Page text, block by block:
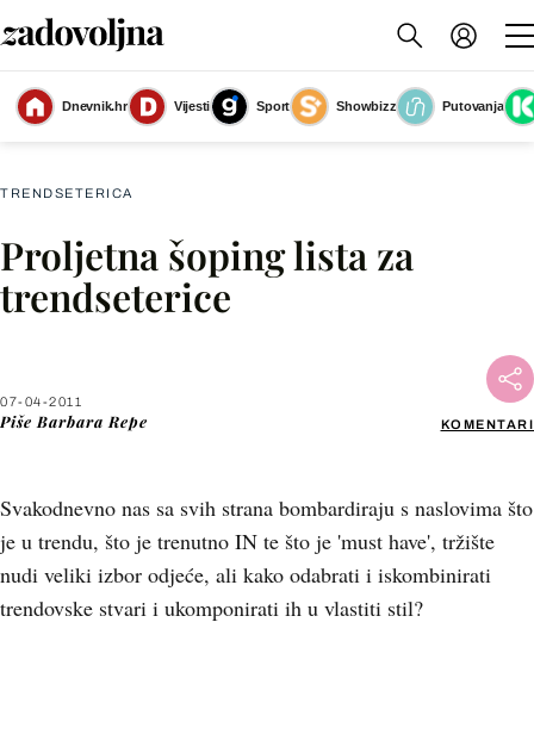
Dnevnik.hr Vijesti Sport Showbizz
Putovanja
Slika nije dostupna
TRENDSETERICA
Proljetna šoping lista za
trendseterice
07-04-2011
Piše Barbara Repe KOMENTARI
Svakodnevno nas sa svih strana bombardiraju s naslovima što
je u trendu, što je trenutno IN te što je 'must have', tržište
nudi veliki izbor odjeće, ali kako odabrati i iskombinirati
trendovske stvari i ukomponirati ih u vlastiti stil?
Facebook